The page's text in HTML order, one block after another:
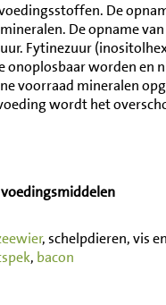
De
De opname
Fytinezuur
onoplosbaar worden en
voorraad mineralen
wordt het
, schelpdieren, vis
, bacon